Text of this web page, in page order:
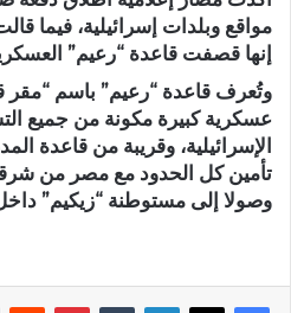
مواقع وبلدات إسرائيلية، فيما
إنها قصفت قاعدة “رعيم”
وتُعرف قاعدة “رعيم” باسم “مقر
عسكرية كبيرة مكونة من جميع
الإسرائيلية، وقريبة من قاعدة
تأمين كل الحدود مع مصر من
وصولا إلى مستوطنة “زيكيم”